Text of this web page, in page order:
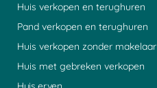
Huis verkopen en terughuren
Pand verkopen en terughuren
Huis verkopen zonder makelaar
Huis met gebreken verkopen